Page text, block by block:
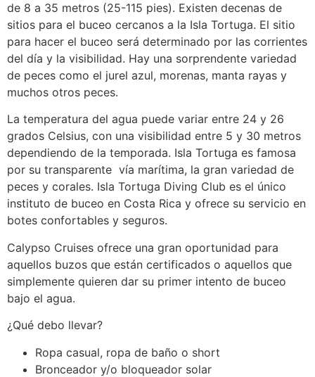
de 8 a 35 metros (25-115 pies). Existen decenas de
sitios para el buceo cercanos a la Isla Tortuga. El sitio
para hacer el buceo será determinado por las corrientes
del día y la visibilidad. Hay una sorprendente variedad
de peces como el jurel azul, morenas, manta rayas y
muchos otros peces.
La temperatura del agua puede variar entre 24 y 26
grados Celsius, con una visibilidad entre 5 y 30 metros
dependiendo de la temporada. Isla Tortuga es famosa
por su transparente vía marítima, la gran variedad de
peces y corales. Isla Tortuga Diving Club es el único
instituto de buceo en Costa Rica y ofrece su servicio en
botes confortables y seguros.
Calypso Cruises ofrece una gran oportunidad para
aquellos buzos que están certificados o aquellos que
simplemente quieren dar su primer intento de buceo
bajo el agua.
¿Qué debo llevar?
Ropa casual, ropa de baño o short
Bronceador y/o bloqueador solar